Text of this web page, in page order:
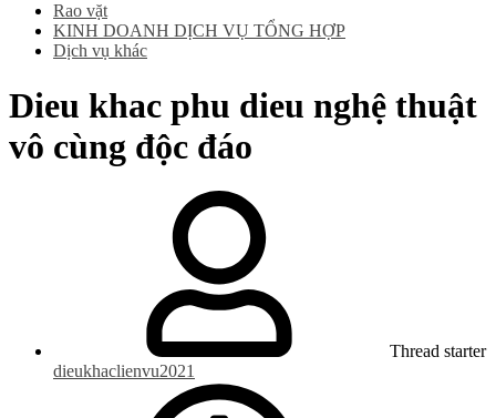
Rao vặt
KINH DOANH DỊCH VỤ TỔNG HỢP
Dịch vụ khác
Dieu khac phu dieu nghệ thuật
vô cùng độc đáo
Thread starter
dieukhaclienvu2021